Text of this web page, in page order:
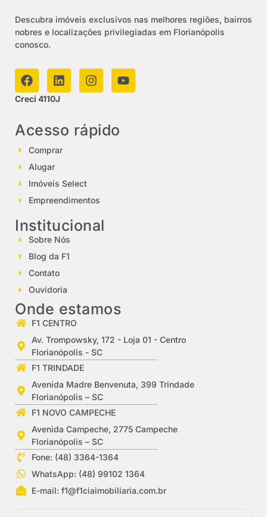
Descubra imóveis exclusivos nas melhores regiões, bairros
nobres e localizações privilegiadas em Florianópolis
conosco.
Creci 4110J
Acesso rápido
Comprar
Alugar
Imóveis Select
Empreendimentos
Institucional
Sobre Nós
Blog da F1
Contato
Ouvidoria
Onde estamos
F1 CENTRO
Av. Trompowsky, 172 - Loja 01 - Centro
Florianópolis - SC
F1 TRINDADE
Avenida Madre Benvenuta, 399 Trindade
Florianópolis – SC
F1 NOVO CAMPECHE
Avenida Campeche, 2775 Campeche
Florianópolis – SC
Fone: (48) 3364-1364
WhatsApp: (48) 99102 1364
E-mail:f1@f1ciaimobiliaria.com.br